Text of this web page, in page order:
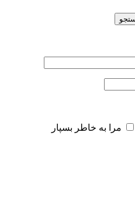
مرا به خاطر بسپار